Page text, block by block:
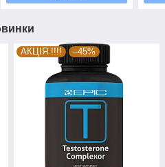
АКЦІЯ !!!! –45%